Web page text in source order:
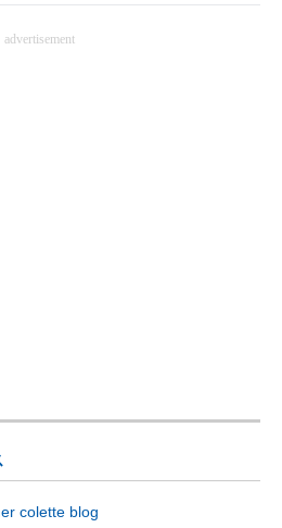
advertisement
colette blog